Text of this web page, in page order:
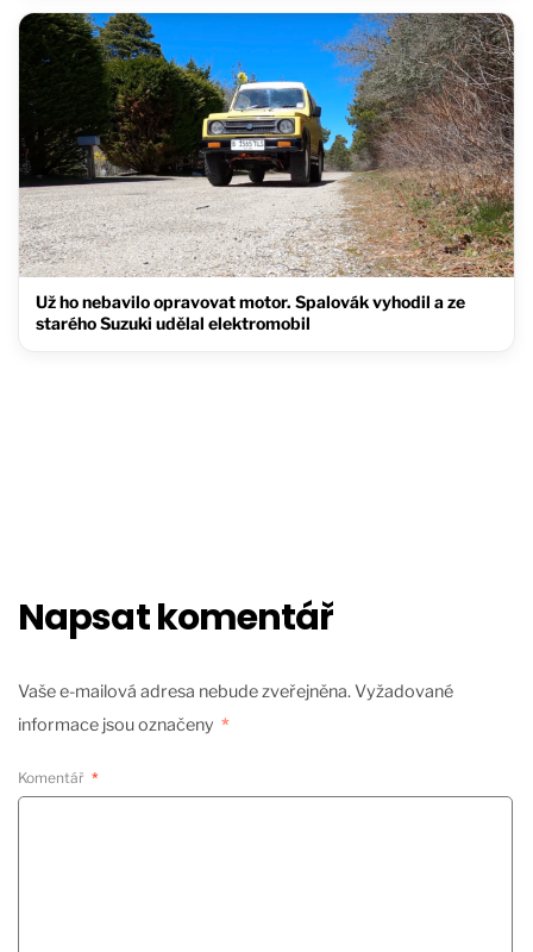
Už ho nebavilo opravovat motor. Spalovák vyhodil a ze
starého Suzuki udělal elektromobil
Napsat komentář
Vaše e-mailová adresa nebude zveřejněna. Vyžadované
informace jsou označeny *
Komentář *